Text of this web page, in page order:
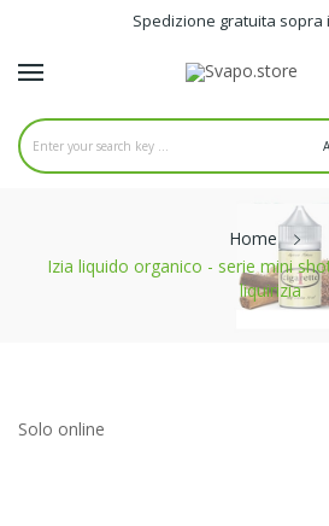
Spedizione gratuita sopra
Home
Izia liquido organico - serie mini
liquirizia
Solo online